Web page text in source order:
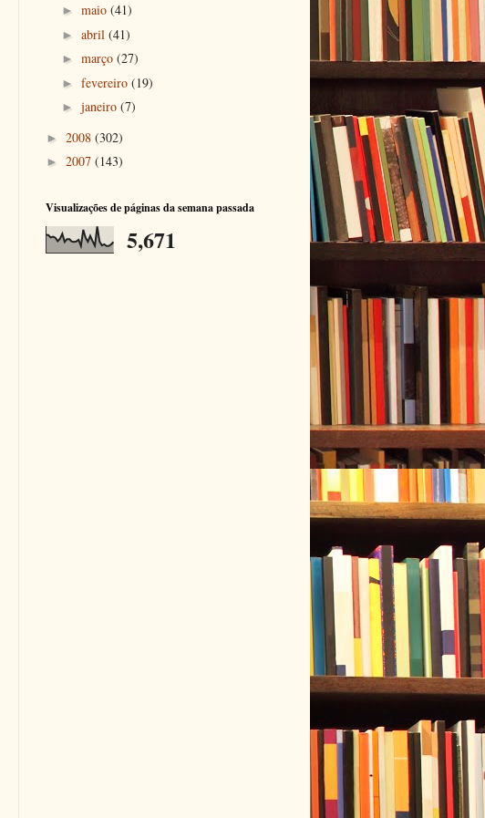
► maio (41)
► abril (41)
► março (27)
► fevereiro (19)
► janeiro (7)
► 2008 (302)
► 2007 (143)
Visualizações de páginas da semana passada
5,671